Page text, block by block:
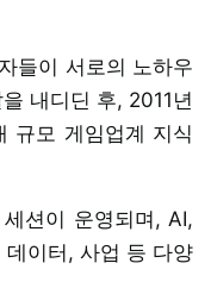
들이 서로의 노하우
내디딘 후, 2011년
규모 게임업계 지식
션이 운영되며, AI,
이터, 사업 등 다양